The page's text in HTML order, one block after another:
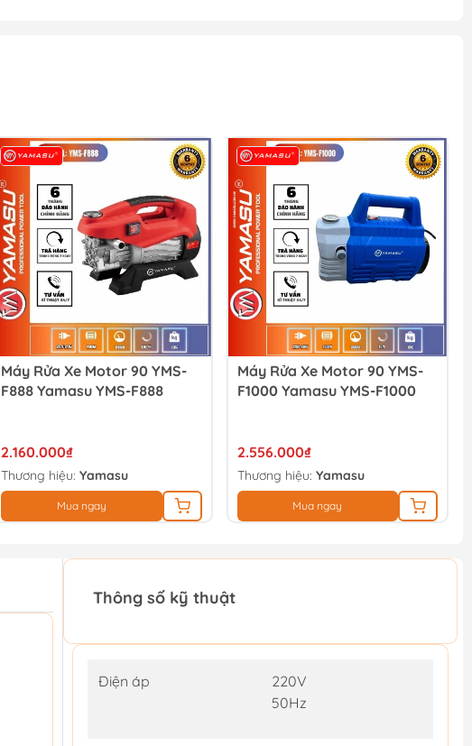
49.500₫ 55.000₫
Máy Rửa Xe Motor 90 YMS-
F888 Yamasu YMS-F888
2.160.000₫
Thương hiệu:Yamasu
Mua ngay
Máy Rửa Xe Motor 90 YMS-
F1000 Yamasu YMS-F1000
2.556.000₫
Thương hiệu: Yamasu
Mua ngay
Thông số kỹ thuật
Điện áp
220V
50Hz